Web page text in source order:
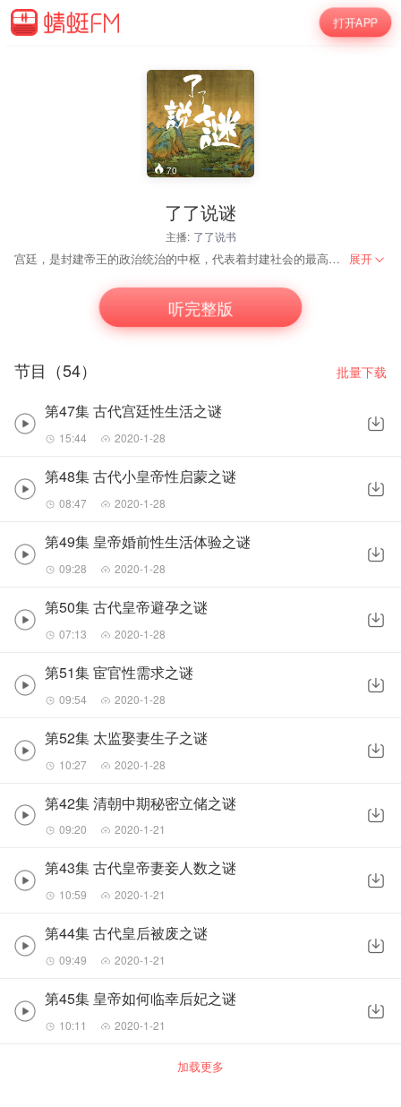
打开APP
70
了了说谜
主播: 了了说书
宫廷，是封建帝王的政治统治的中枢，代表着封建社会的最高权力，历朝历代，围绕皇权之争、后妃之争、权力之争、手足之争、君臣之间，还有宫中奴仆之间互相攀比、互相倾轧、互相争斗，甚至相互残杀，在生活中演出了一幕幕宫廷秘史，奇闻异事。但是它们的历史真相如何呢？还有那些宫廷之谜究竟是怎么回事呢？ 请听了了为您说说这些谜！ 展开
听完整版
节目（54） 批量下载
第47集 古代宫廷性生活之谜
15:44 2020-1-28
第48集 古代小皇帝性启蒙之谜
08:47 2020-1-28
第49集 皇帝婚前性生活体验之谜
09:28 2020-1-28
第50集 古代皇帝避孕之谜
07:13 2020-1-28
第51集 宦官性需求之谜
09:54 2020-1-28
第52集 太监娶妻生子之谜
10:27 2020-1-28
第42集 清朝中期秘密立储之谜
09:20 2020-1-21
第43集 古代皇帝妻妾人数之谜
10:59 2020-1-21
第44集 古代皇后被废之谜
09:49 2020-1-21
第45集 皇帝如何临幸后妃之谜
10:11 2020-1-21
加载更多